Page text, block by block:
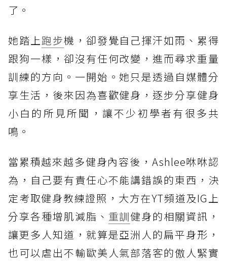
了。
她踏上跑步機，卻發覺自己揮汗如雨、累得
跟狗一樣，卻沒有任何改變，進而尋求重量
訓練的方向。一開始。她只是透過自媒體分
享生活，後來因為喜歡健身，逐步分享健身
小白的所見所聞，讓不少初學者有很多共
鳴。
當累積越來越多健身內容後，Ashlee咻咻認
為，自己要有責任心不能講錯誤的東西，決
定考取健身教練證照，大方在YT頻道及IG上
分享各種增肌減脂、 重訓健身的相關資訊，
讓更多人知道，就算是亞洲人的扁平身形，
也可以虐出不輸歐美人氣部落客的傲人緊實